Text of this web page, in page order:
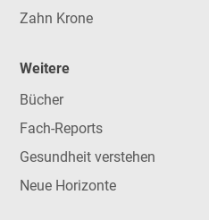
Zahn Krone
Weitere
Bücher
Fach-Reports
Gesundheit verstehen
Neue Horizonte